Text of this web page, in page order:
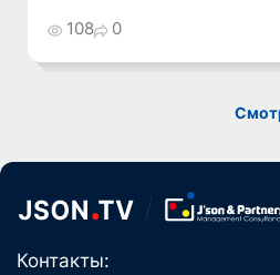
108 0
Контакты: